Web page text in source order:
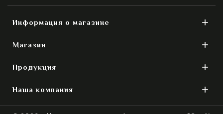
Информация о магазине 
Магазин 
Продукция 
Наша компания 